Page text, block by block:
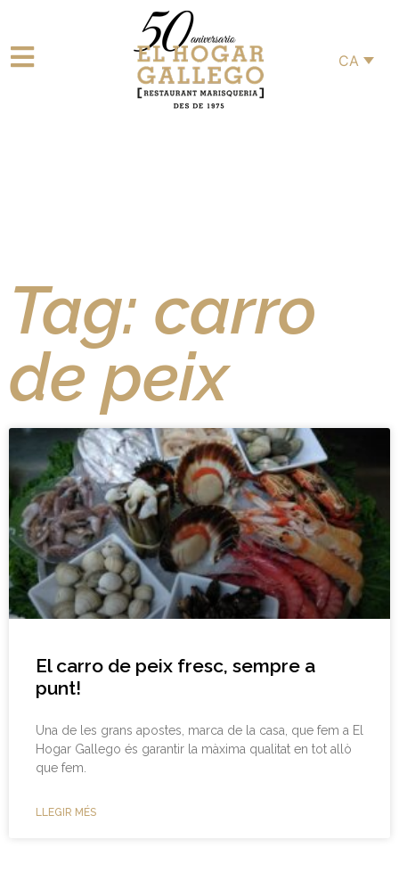
CA
Tag: carro
de peix
El carro de peix fresc, sempre a
punt!
Una de les grans apostes, marca de la casa, que fem a El
Hogar Gallego és garantir la màxima qualitat en tot allò
que fem.
LLEGIR MÉS